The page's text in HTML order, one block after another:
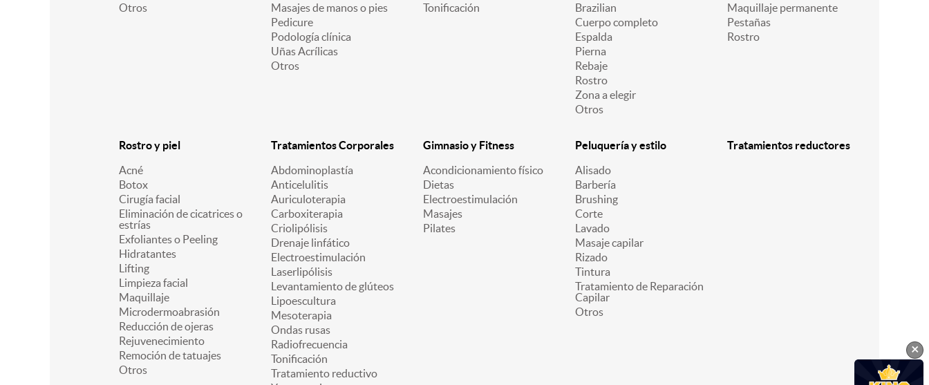
Otros
Masajes de manos o pies
Pedicure
Podología clínica
Uñas Acrílicas
Otros
Tonificación
Brazilian
Cuerpo completo
Espalda
Pierna
Rebaje
Rostro
Zona a elegir
Otros
Maquillaje permanente
Pestañas
Rostro
Rostro y piel
Acné
Botox
Cirugía facial
Eliminación de cicatrices o
estrías
Exfoliantes o Peeling
Hidratantes
Lifting
Limpieza facial
Maquillaje
Microdermoabrasión
Reducción de ojeras
Rejuvenecimiento
Remoción de tatuajes
Otros
Tratamientos Corporales
Abdominoplastía
Anticelulitis
Auriculoterapia
Carboxiterapia
Criolipólisis
Drenaje linfático
Electroestimulación
Laserlipólisis
Levantamiento de glúteos
Lipoescultura
Mesoterapia
Ondas rusas
Radiofrecuencia
Tonificación
Tratamiento reductivo
Gimnasio y Fitness
Acondicionamiento físico
Dietas
Electroestimulación
Masajes
Pilates
Peluquería y estilo
Alisado
Barbería
Brushing
Corte
Lavado
Masaje capilar
Rizado
Tintura
Tratamiento de Reparación
Capilar
Otros
Tratamientos reductores
×